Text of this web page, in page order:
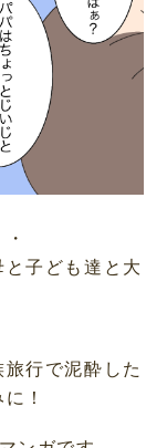
子ども達と大
行で泥酔した
！